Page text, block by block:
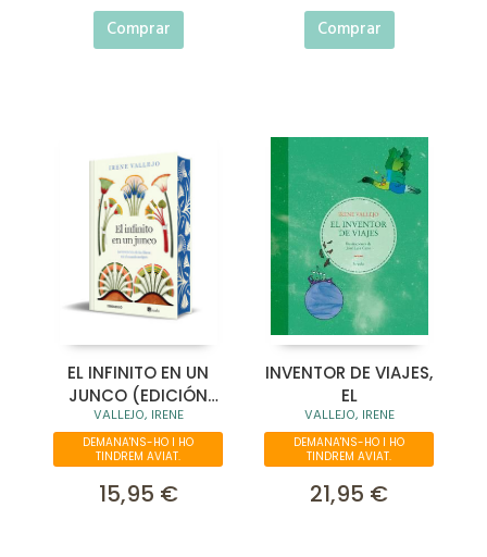
Comprar Comprar
EL INFINITO EN UN
JUNCO (EDICIÓN
LIMITADA CON
CANTOS TINTADOS)
VALLEJO, IRENE
DEMANA'NS-HO I HO
TINDREM AVIAT.
15,95 €
INVENTOR DE VIAJES,
EL
VALLEJO, IRENE
DEMANA'NS-HO I HO
TINDREM AVIAT.
21,95 €